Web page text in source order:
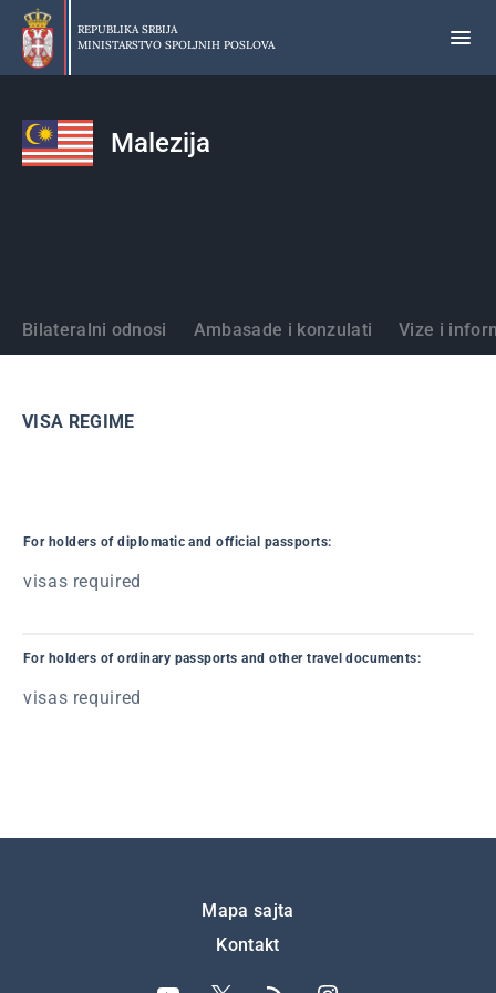
Preskoči
glavni
deo
REPUBLIKA SRBIJA
MINISTARSTVO SPOLJNIH POSLOVA
Malezija
Države
Bilateralni odnosi Ambasade i konzulati Vize i
VISA REGIME
For holders of diplomatic and official passports:
visas required
For holders of ordinary passports and other travel documents:
visas required
Mapa sajta
Kontakt